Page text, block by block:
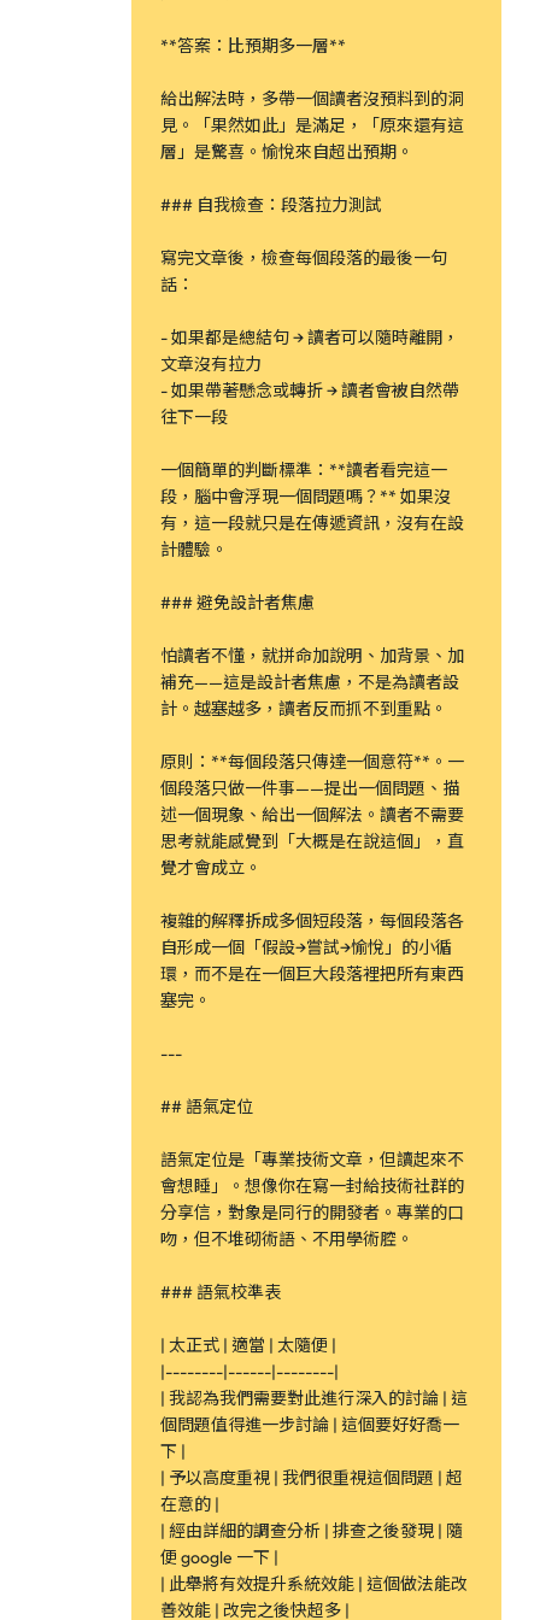
**答案：比預期多一層**
給出解法時，多帶一個讀者沒預料到的洞
見。「果然如此」是滿足，「原來還有這
層」是驚喜。愉悅來自超出預期。
### 自我檢查：段落拉力測試
寫完文章後，檢查每個段落的最後一句
話：
- 如果都是總結句 → 讀者可以隨時離開，
文章沒有拉力
- 如果帶著懸念或轉折 → 讀者會被自然帶
往下一段
一個簡單的判斷標準：**讀者看完這一
段，腦中會浮現一個問題嗎？** 如果沒
有，這一段就只是在傳遞資訊，沒有在設
計體驗。
### 避免設計者焦慮
怕讀者不懂，就拼命加說明、加背景、加
補充——這是設計者焦慮，不是為讀者設
計。越塞越多，讀者反而抓不到重點。
原則：**每個段落只傳達一個意符**。一
個段落只做一件事——提出一個問題、描
述一個現象、給出一個解法。讀者不需要
思考就能感覺到「大概是在說這個」，直
覺才會成立。
複雜的解釋拆成多個短段落，每個段落各
自形成一個「假設→嘗試→愉悅」的小循
環，而不是在一個巨大段落裡把所有東西
塞完。
---
## 語氣定位
語氣定位是「專業技術文章，但讀起來不
會想睡」。想像你在寫一封給技術社群的
分享信，對象是同行的開發者。專業的口
吻，但不堆砌術語、不用學術腔。
### 語氣校準表
| 太正式 | 適當 | 太隨便 |
|--------|------|--------|
| 我認為我們需要對此進行深入的討論 | 這
個問題值得進一步討論 | 這個要好好喬一
下 |
| 予以高度重視 | 我們很重視這個問題 | 超
在意的 |
| 經由詳細的調查分析 | 排查之後發現 | 隨
便 google 一下 |
| 此舉將有效提升系統效能 | 這個做法能改
善效能 | 改完之後快超多 |